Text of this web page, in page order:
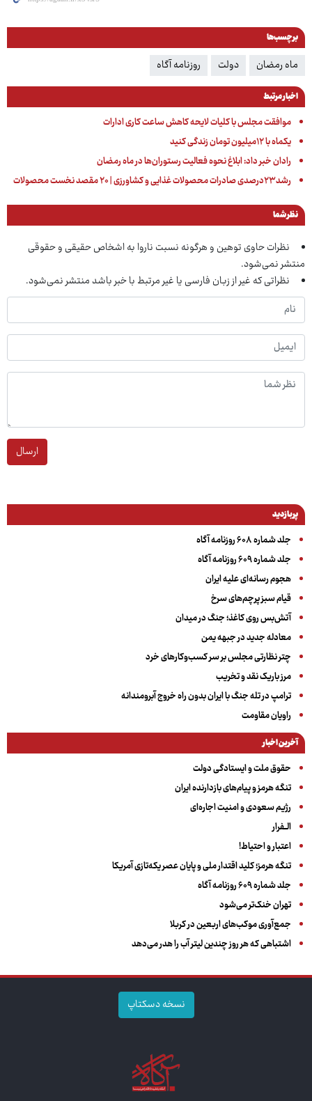
برچسب‌ها
ماه رمضان دولت روزنامه آگاه
اخبار مرتبط
موافقت مجلس با کلیات لایحه کاهش ساعت کاری ادارات
یکماه با ۱۲میلیون تومان زندگی کنید
رادان خبر داد: ابلاغ نحوه فعالیت رستوران‌ها در ماه رمضان
رشد۲۳درصدی صادرات محصولات غذایی و کشاورزی | ۲۰ مقصد نخست محصولات
نظر شما
نظرات حاوی توهین و هرگونه نسبت ناروا به اشخاص حقیقی و حقوقی
منتشر نمی‌شود.
نظراتی که غیر از زبان فارسی یا غیر مرتبط با خبر باشد منتشر نمی‌شود.
ارسال
پربازدید
جلد شماره ۶۰۸ روزنامه آگاه
جلد شماره ۶۰۹ روزنامه آگاه
هجوم رسانه‌ای علیه ایران
قیام سبز پرچم‌های سرخ
آتش‌بس روی کاغذ؛ جنگ در میدان
معادله جدید در جبهه یمن
چتر نظارتی مجلس بر سر کسب‌وکارهای خرد
مرز باریک نقد و تخریب
ترامپ در تله جنگ با ایران بدون راه خروج آبرومندانه
راویان مقاومت
آخرین اخبار
حقوق ملت و ایستادگی دولت
تنگه هرمز و پیام‌های بازدارنده ایران
رژیم سعودی و امنیت اجاره‌ای
الــفرار
اعتبار و احتیاط!
تنگه هرمز؛ کلید اقتدار ملی و پایان عصر یکه‌تازی آمریکا
جلد شماره ۶۰۹ روزنامه آگاه
تهران خنک‌تر می‌شود
جمع‌آوری موکب‌های اربعین در کربلا
اشتباهی که هر روز چندین لیتر آب را هدر می‌دهد
نسخه دسکتاپ